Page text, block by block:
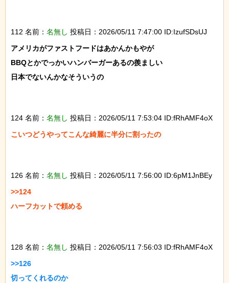
112 名前： 名無し 投稿日：2026/05/11 7:47:00 ID:IzufSDsUJ
アメリカがファストフードはあかんかもやが
BBQとかでっかいハンバーガーあるの羨ましい
日本でないんかなそういうの
124 名前： 名無し 投稿日：2026/05/11 7:53:04 ID:fRhAMF4oX
こいつどうやってこんな綺麗に半分に割ったの
126 名前： 名無し 投稿日：2026/05/11 7:56:00 ID:6pM1JnBEy
>>124
ハーフカットで頼める
128 名前： 名無し 投稿日：2026/05/11 7:56:03 ID:fRhAMF4oX
>>126
切ってくれるのか